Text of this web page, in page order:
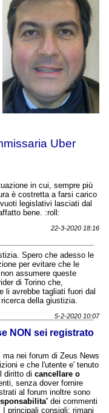
Uber
in cui, sempre più
è costretta a farsi carico
legislativi lasciati dal
bene. :roll:
22-3-2020 18:16
Spero che adesso le
per evitare che le
assumere queste
di Torino che,
li avrebbe tagliati fuori dal
della giustizia.
5-2-2020 10:07
NON sei registrato
nei forum di Zeus News
e che l'utente e' tenuto
diritto di cancellare o
senza dover fornire
al forum inoltre sono
dei commenti
principali consigli: rimani